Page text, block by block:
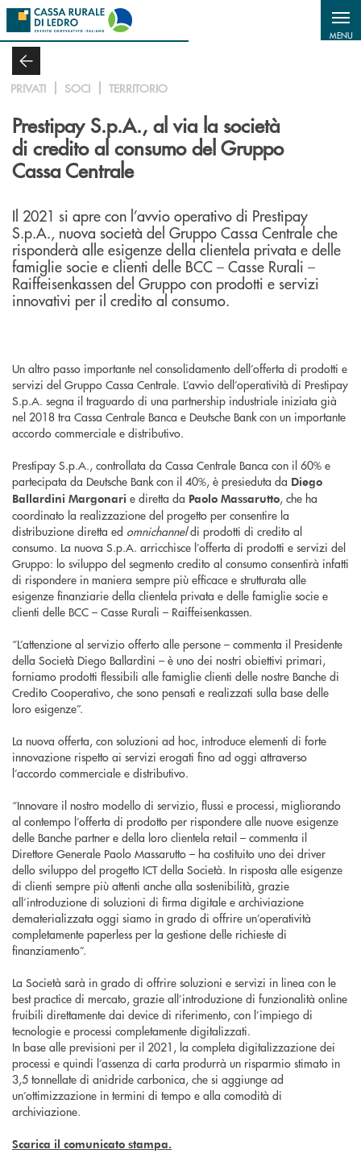
Salta al contenuto principale
MENU
PRIVATI SOCI TERRITORIO
Prestipay S.p.A., al via la società
di credito al consumo del Gruppo
Cassa Centrale
Il 2021 si apre con l’avvio operativo di Prestipay
S.p.A., nuova società del Gruppo Cassa Centrale che
risponderà alle esigenze della clientela privata e delle
famiglie socie e clienti delle BCC – Casse Rurali –
Raiffeisenkassen del Gruppo con prodotti e servizi
innovativi per il credito al consumo.
Un altro passo importante nel consolidamento dell’offerta di prodotti e
servizi del Gruppo Cassa Centrale. L’avvio dell’operatività di Prestipay
S.p.A. segna il traguardo di una partnership industriale iniziata già
nel 2018 tra Cassa Centrale Banca e Deutsche Bank con un importante
accordo commerciale e distributivo.
Prestipay S.p.A., controllata da Cassa Centrale Banca con il 60% e
partecipata da Deutsche Bank con il 40%, è presieduta da Diego
Ballardini Margonari e diretta da Paolo Massarutto, che ha
coordinato la realizzazione del progetto per consentire la
distribuzione diretta ed omnichanneldi prodotti di credito al
consumo. La nuova S.p.A. arricchisce l’offerta di prodotti e servizi del
Gruppo: lo sviluppo del segmento credito al consumo consentirà infatti
di rispondere in maniera sempre più efficace e strutturata alle
esigenze finanziarie della clientela privata e delle famiglie socie e
clienti delle BCC – Casse Rurali – Raiffeisenkassen.
“L’attenzione al servizio offerto alle persone – commenta il Presidente
della Società Diego Ballardini – è uno dei nostri obiettivi primari,
forniamo prodotti flessibili alle famiglie clienti delle nostre Banche di
Credito Cooperativo, che sono pensati e realizzati sulla base delle
loro esigenze”.
La nuova offerta, con soluzioni ad hoc, introduce elementi di forte
innovazione rispetto ai servizi erogati fino ad oggi attraverso
l’accordo commerciale e distributivo.
“Innovare il nostro modello di servizio, flussi e processi, migliorando
al contempo l’offerta di prodotto per rispondere alle nuove esigenze
delle Banche partner e della loro clientela retail – commenta il
Direttore Generale Paolo Massarutto – ha costituito uno dei driver
dello sviluppo del progetto ICT della Società. In risposta alle esigenze
di clienti sempre più attenti anche alla sostenibilità, grazie
all’introduzione di soluzioni di firma digitale e archiviazione
dematerializzata oggi siamo in grado di offrire un’operatività
completamente paperless per la gestione delle richieste di
finanziamento”.
La Società sarà in grado di offrire soluzioni e servizi in linea con le
best practice di mercato, grazie all’introduzione di funzionalità online
fruibili direttamente dai device di riferimento, con l’impiego di
tecnologie e processi completamente digitalizzati.
In base alle previsioni per il 2021, la completa digitalizzazione dei
processi e quindi l’assenza di carta produrrà un risparmio stimato in
3,5 tonnellate di anidride carbonica, che si aggiunge ad
un’ottimizzazione in termini di tempo e alla comodità di
archiviazione.
Scarica il comunicato stampa.